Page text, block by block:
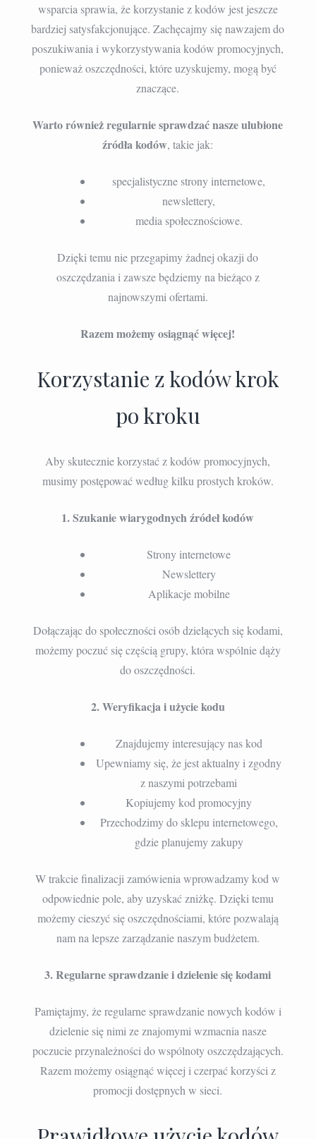
wsparcia sprawia, że korzystanie z kodów jest jeszcze
bardziej satysfakcjonujące. Zachęcajmy się nawzajem do
poszukiwania i wykorzystywania kodów promocyjnych,
ponieważ oszczędności, które uzyskujemy, mogą być
znaczące.
Warto również regularnie sprawdzać nasze ulubione
źródła kodów, takie jak:
specjalistyczne strony internetowe,
newslettery,
media społecznościowe.
Dzięki temu nie przegapimy żadnej okazji do
oszczędzania i zawsze będziemy na bieżąco z
najnowszymi ofertami.
Razem możemy osiągnąć więcej!
Korzystanie z kodów krok
po kroku
Aby skutecznie korzystać z kodów promocyjnych,
musimy postępować według kilku prostych kroków.
1. Szukanie wiarygodnych źródeł kodów
Strony internetowe
Newslettery
Aplikacje mobilne
Dołączając do społeczności osób dzielących się kodami,
możemy poczuć się częścią grupy, która wspólnie dąży
do oszczędności.
2. Weryfikacja i użycie kodu
Znajdujemy interesujący nas kod
Upewniamy się, że jest aktualny i zgodny
z naszymi potrzebami
Kopiujemy kod promocyjny
Przechodzimy do sklepu internetowego,
gdzie planujemy zakupy
W trakcie finalizacji zamówienia wprowadzamy kod w
odpowiednie pole, aby uzyskać zniżkę. Dzięki temu
możemy cieszyć się oszczędnościami, które pozwalają
nam na lepsze zarządzanie naszym budżetem.
3. Regularne sprawdzanie i dzielenie się kodami
Pamiętajmy, że regularne sprawdzanie nowych kodów i
dzielenie się nimi ze znajomymi wzmacnia nasze
poczucie przynależności do wspólnoty oszczędzających.
Razem możemy osiągnąć więcej i czerpać korzyści z
promocji dostępnych w sieci.